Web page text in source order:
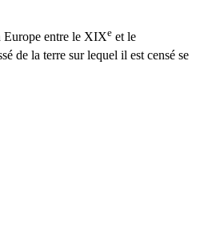
Europe entre le XIXe et le
de la terre sur lequel il est censé se